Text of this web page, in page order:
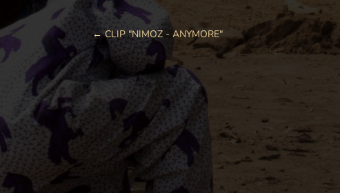
←CLIP "NIMOZ - ANYMORE"